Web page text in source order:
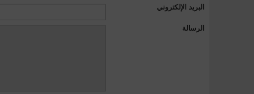
البريد الإلكتروني
الرسالة